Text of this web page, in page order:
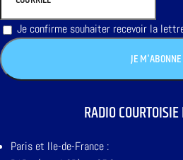
Je confirme souhaiter recevoir la
RADIO
Paris et Ile-de-France :